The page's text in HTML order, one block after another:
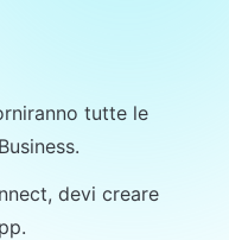
tutte le
devi creare